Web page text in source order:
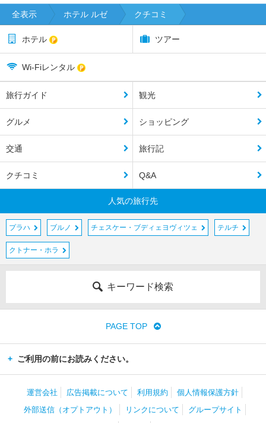
全表示 ホテル ルゼ クチコミ
ホテル ツアー
Wi-Fiレンタル
旅行ガイド 観光
グルメ ショッピング
交通 旅行記
クチコミ Q&A
人気の旅行先
プラハ ブルノ チェスケー・ブディェヨヴィツェ テルチ
クトナー・ホラ
キーワード検索
PAGE TOP
ご利用の前にお読みください。
運営会社 広告掲載について 利用規約
個人情報保護方針
外部送信（オプトアウト）
リンクについて
グループサイト